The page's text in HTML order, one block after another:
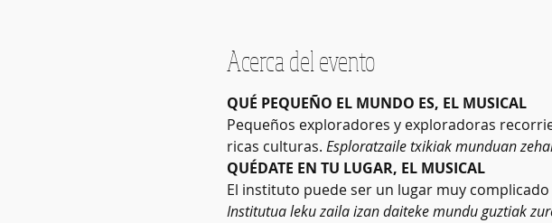
Acerca del evento
QUÉ PEQUEÑO EL MUNDO ES, EL MUSICAL
Pequeños exploradores y exploradoras
ricas culturas. Esploratzaile txikiak munduan
QUÉDATE EN TU LUGAR, EL MUSICAL
El instituto puede ser un lugar muy
Institutua leku zaila izan daiteke mundu guztiak